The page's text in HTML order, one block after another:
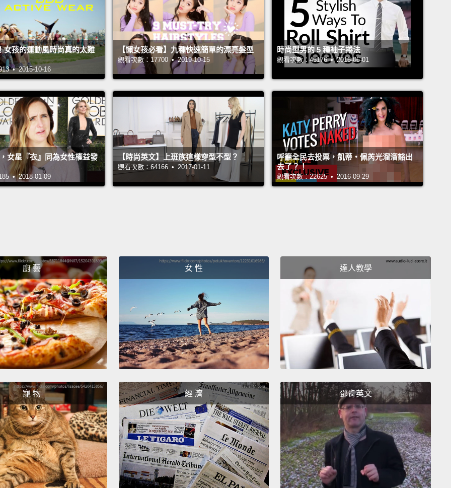
we'll use this and these booties.
我總是在飛機上穿老媽褲，因為我認為它是維持有點洗鍊風格
的很好做法，但－－就像我說的－－超級舒適。那麼，我要來
用這件毛衣搭配出一套長途旅行服裝，一件亮眼的休閒西裝外
套輕鬆完成這造型，然後因為我剛看到一頂毛帽，它吸引我的
目光加上外面又很冷，我們就用上這個和這雙靴子吧。
So this is my ideal travel outfit because I could really wear
these mom jeans for six hours on a plane and feel really
good about it. I like the idea of putting a textured blazer
over top,
because then I feel polished enough to meet
people right when I get off the plane. And these booties
加件有質感的休閒西裝外套這樣的想法，因為這樣我會感到夠
體面，能在我下飛機後直接見人。而且這雙靴子是一大巧思，
因為我可以直接拉上拉鍊然後通過海關。
So for the second outfit, let's try something a bit more
dressed up. This shirt is super fun. But I wanna keep it
warm, so I'll layer this one underneath. And I'm gonna
wanna pair that with a ladylike bag—I love this one. And
we'll finish off the look with some heels. So the second
look is definitely more daring than the first, but I love it
because the color palette and the shape is unexpected. I
would wear this to a holiday party and feel really fun
dancing in it.
至於第二套服裝，我們來試試稍微更精心打扮的樣子吧。這件
衣服超有趣的。但我想要保持溫暖，所以我會把這一件穿在底
女孩的運動風時尚真的太難
• 2015-10-16
【懶女孩必看】九種快速簡單的漂亮髮型
觀看次數：17700 • 2019-10-15
時尚型男的 5 種袖子捲法
觀看次數：45176 • 2016-06-01
女星『衣』同為女性權益發
• 2018-01-09
【時尚英文】上班族這樣穿型不型？
觀看次數：64166 • 2017-01-11
呼籲全民去投票，凱蒂‧佩芮光溜溜豁出
去了？！
觀看次數：22625 • 2016-09-29
廚 藝 女 性 達人教學
寵 物 經 濟 鄧肯英文